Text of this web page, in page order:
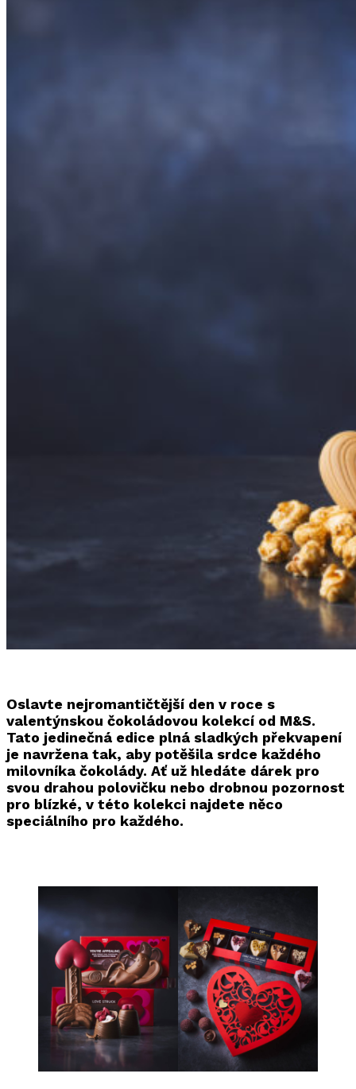
Oslavte nejromantičtější den v roce s
valentýnskou čokoládovou kolekcí od M&S.
Tato jedinečná edice plná sladkých překvapení
je navržena tak, aby potěšila srdce každého
milovníka čokolády. Ať už hledáte dárek pro
svou drahou polovičku nebo drobnou pozornost
pro blízké, v této kolekci najdete něco
speciálního pro každého.